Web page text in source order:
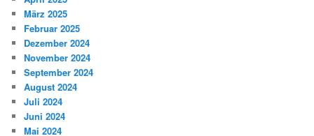
März 2025
Februar 2025
Dezember 2024
November 2024
September 2024
August 2024
Juli 2024
Juni 2024
Mai 2024